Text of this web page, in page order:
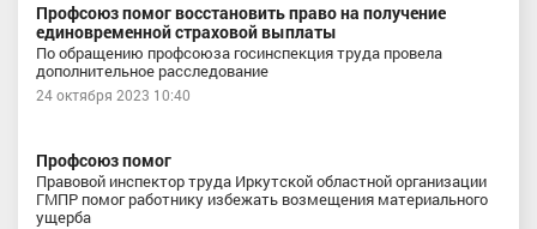
Профсоюз помог восстановить право на получение
единовременной страховой выплаты
По обращению профсоюза госинспекция труда провела
дополнительное расследование
24 октября 2023 10:40
Профсоюз помог
Правовой инспектор труда Иркутской областной организации
ГМПР помог работнику избежать возмещения материального
ущерба